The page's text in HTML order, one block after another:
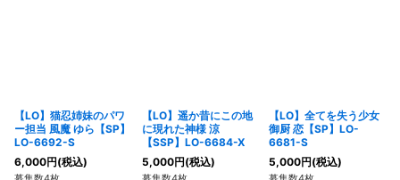
【LO】猫忍姉妹のパワ
ー担当 風魔 ゆら【SP】
LO-6692-S
6,000円(税込)
【LO】遥か昔にこの地
に現れた神様 涼
【SSP】LO-6684-X
5,000円(税込)
【LO】全てを失う少女
御厨 恋【SP】LO-
6681-S
5,000円(税込)